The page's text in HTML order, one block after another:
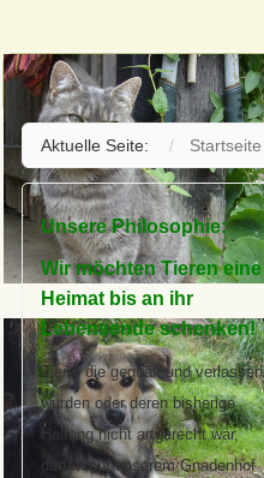
Aktuelle Seite: Startseite
Unsere Philosophie:
Wir möchten Tieren eine
Heimat bis an ihr
Lebensende schenken!
Tiere, die gequält und verlassen
wurden oder deren bisherige
Haltung nicht artgerecht war,
dürfen auf unserem Gnadenhof